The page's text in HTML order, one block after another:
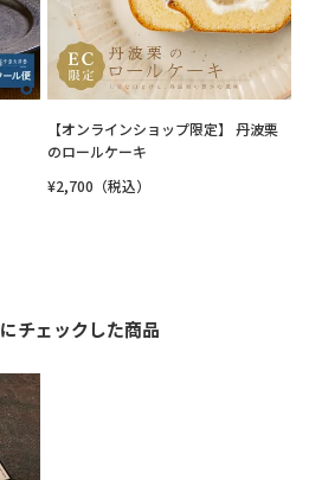
【オンラインショップ限定】 丹波栗
のロールケーキ
¥2,700（税込）
チェックした商品